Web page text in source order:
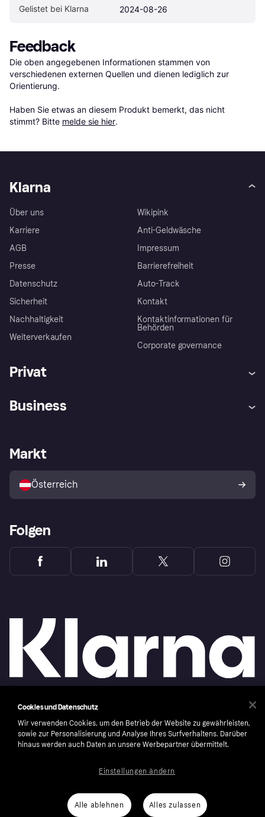
Gelistet bei Klarna 2024-08-26
Feedback
Die oben angegebenen Informationen stammen von
verschiedenen externen Quellen und dienen lediglich zur
Orientierung.
Haben Sie etwas an diesem Produkt bemerkt, das nicht
stimmt? Bitte melde sie hier.
Klarna
Über uns
Karriere
AGB
Presse
Datenschutz
Sicherheit
Nachhaltigkeit
Weiterverkaufen
Wikipink
Anti-Geldwäsche
Impressum
Barrierefreiheit
Auto-Track
Kontakt
Kontaktinformationen für
Behörden
Corporate governance
Privat
Shops entdecken
Business
Händlerportal
Markt
Österreich
Folgen
rights reserved. Klarna Bank AB (publ). Sveavägen 46, 111 34 Stockholm. Organization
number: 556737-0431
CookiesKlarna.com
Cookies und Datenschutz
Wir verwenden Cookies, um den Betrieb der Website zu gewährleisten,
sowie zur Personalisierung und Analyse Ihres Surfverhaltens. Darüber
hinaus werden auch Daten an unsere Werbepartner übermittelt.
Alle ablehnen Alles zulassen
Einstellungen ändern